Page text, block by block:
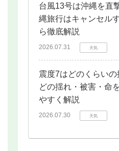
台風13号は沖縄を直
縄旅行はキャンセル
ら徹底解説
2026.07.31 天気
震度7はどのくらい
どの揺れ・被害・命
やすく解説
2026.07.30 天気